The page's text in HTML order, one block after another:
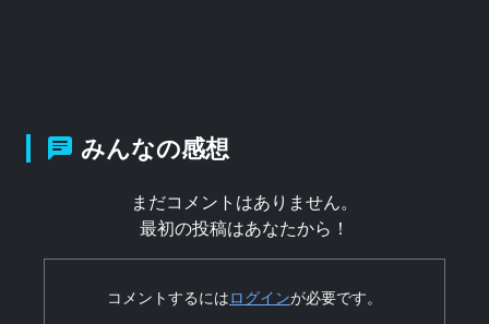
みんなの感想
まだコメントはありません。
最初の投稿はあなたから！
コメントするにはログインが必要です。